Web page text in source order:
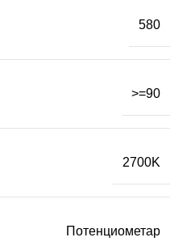
580
>=90
2700K
Потенциометар